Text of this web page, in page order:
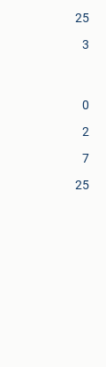
25
3
0
2
7
25